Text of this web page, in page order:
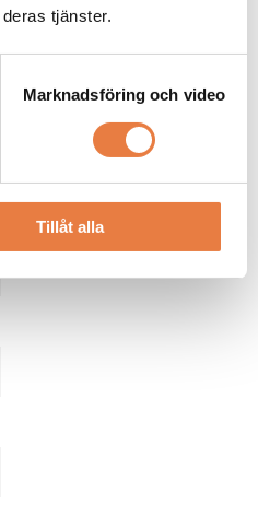
tjänster.
Marknadsföring och video
Tillåt alla